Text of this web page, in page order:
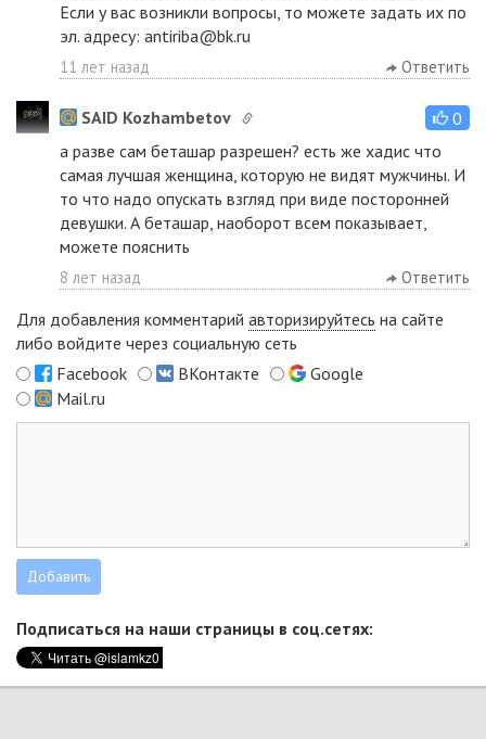
Если у вас возникли вопросы, то можете задать их по
эл. адресу: antiriba@bk.ru
11 лет назад Ответить
SAID Kozhambetov
0
а разве сам беташар разрешен? есть же хадис что
самая лучшая женщина, которую не видят мужчины. И
то что надо опускать взгляд при виде посторонней
девушки. А беташар, наоборот всем показывает,
можете пояснить
8 лет назад Ответить
Для добавления комментарий авторизируйтесь на сайте
либо войдите через социальную сеть
Facebook
ВКонтакте
Google
Mail.ru
Подписаться на наши страницы в соц.сетях: